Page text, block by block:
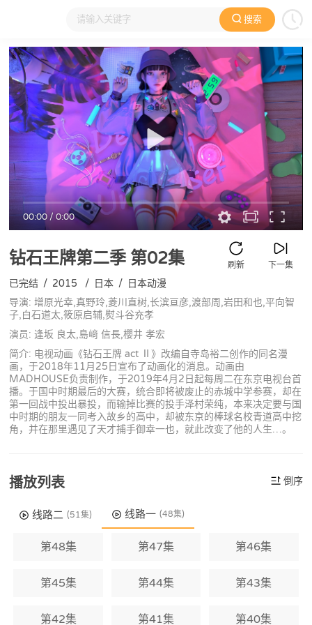
搜索
大家在看 日本动漫 国产动漫 欧美动漫 动漫电影
00:00/0:00
钻石王牌第二季第02集 下一集
刷新
已完结 / 2015 / 日本 / 日本动漫
导演: 增原光幸,真野玲,菱川直树,长滨亘彦,渡部周,岩田和也,平向智
子,白石道太,筱原启辅,熨斗谷充孝
演员: 逢坂 良太,島﨑 信長,櫻井 孝宏
简介: 电视动画《钻石王牌 act Ⅱ》改编自寺岛裕二创作的同名漫
画，于2018年11月25日宣布了动画化的消息。动画由
MADHOUSE负责制作，于2019年4月2日起每周二在东京电视台首
播。于国中时期最后的大赛，统合即将被废止的赤城中学参赛，却在
第一回战中投出暴投，而输掉比赛的投手泽村荣纯，本来决定要与国
中时期的朋友一同考入故乡的高中，却被东京的棒球名校青道高中挖
角，并在那里遇见了天才捕手御幸一也，就此改变了他的人生…。
播放列表 倒序
线路二 (51集) 线路一 (48集)
第48集 第47集 第46集
第45集 第44集 第43集
第42集 第41集 第40集